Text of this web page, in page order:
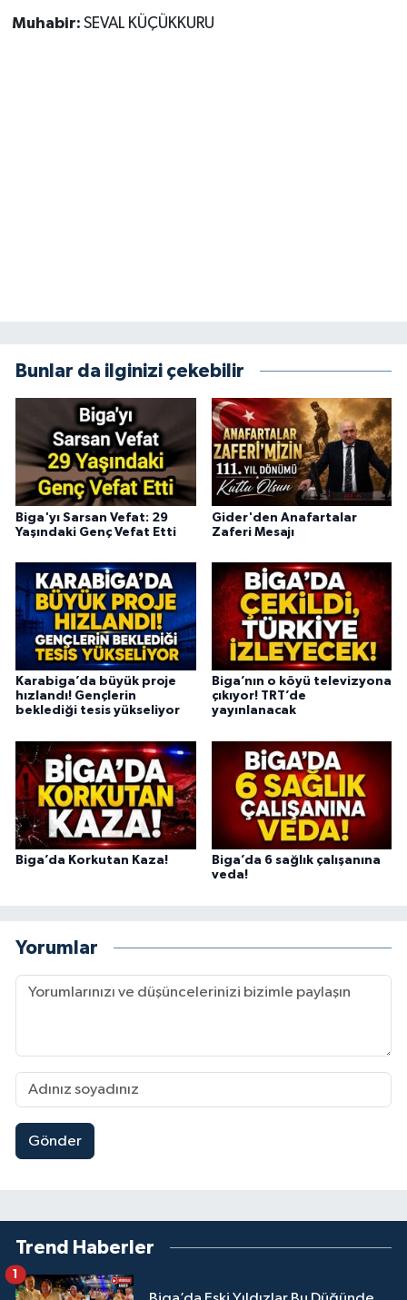
Muhabir: SEVAL KÜÇÜKKURU
Bunlar da ilginizi çekebilir
Biga'yı Sarsan Vefat: 29
Yaşındaki Genç Vefat Etti
Gider'den Anafartalar
Zaferi Mesajı
Karabiga’da büyük proje
hızlandı! Gençlerin
beklediği tesis yükseliyor
Biga’nın o köyü televizyona
çıkıyor! TRT’de
yayınlanacak
Biga’da Korkutan Kaza!
Biga’da 6 sağlık çalışanına
veda!
Yorumlar
Gönder
Trend Haberler
1